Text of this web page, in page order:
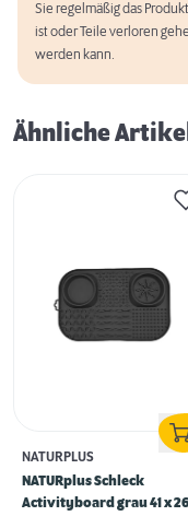
Sie regelmäßig das
ist oder Teile verloren
werden kann.
Ähnliche Artikel
NATURPLUS
NATURplus Schleck
Activityboard grau 41 x